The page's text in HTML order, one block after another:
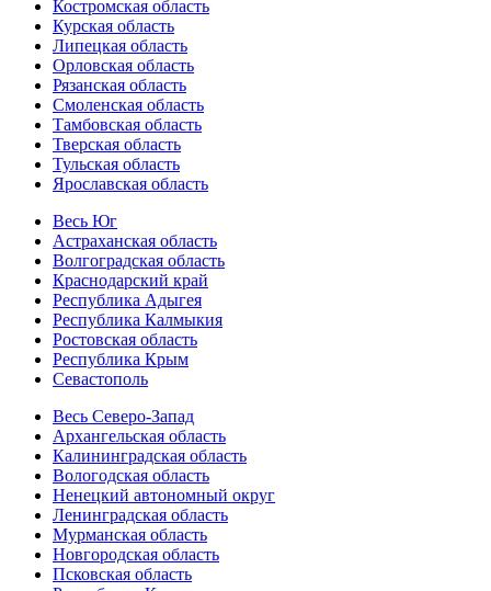
Костромская область
Курская область
Липецкая область
Орловская область
Рязанская область
Смоленская область
Тамбовская область
Тверская область
Тульская область
Ярославская область
Весь Юг
Астраханская область
Волгоградская область
Краснодарский край
Республика Адыгея
Республика Калмыкия
Ростовская область
Республика Крым
Севастополь
Весь Северо-Запад
Архангельская область
Калининградская область
Вологодская область
Ненецкий автономный округ
Ленинградская область
Мурманская область
Новгородская область
Псковская область